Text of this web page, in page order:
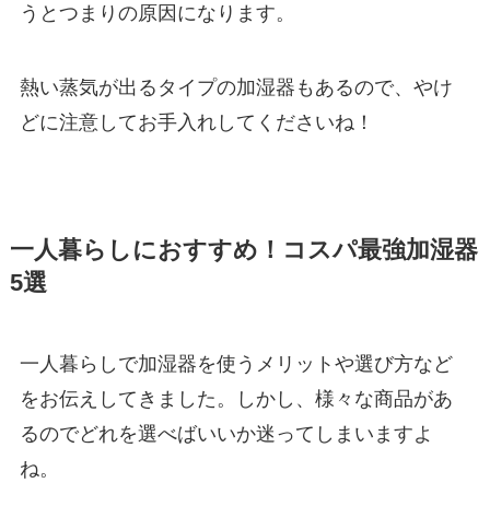
うとつまりの原因になります。
熱い蒸気が出るタイプの加湿器もあるので、やけ
どに注意してお手入れしてくださいね！
一人暮らしにおすすめ！コスパ最強加湿器
5選
一人暮らしで加湿器を使うメリットや選び方など
をお伝えしてきました。しかし、様々な商品があ
るのでどれを選べばいいか迷ってしまいますよ
ね。